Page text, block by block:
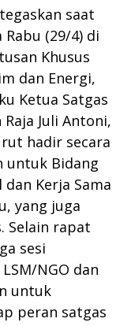
saat
(29/4) di
Khusus
dan Energi,
Ketua Satgas
Juli Antoni,
hadir secara
untuk Bidang
Kerja Sama
yang juga
Selain rapat
sesi
NGO dan
untuk
peran satgas